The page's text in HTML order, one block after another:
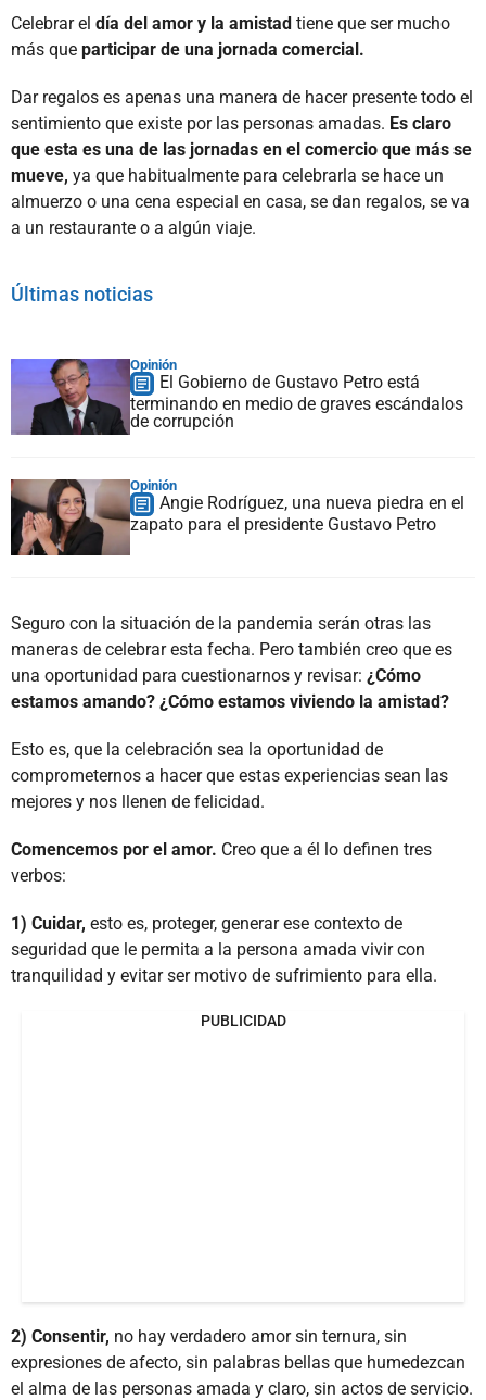
Celebrar el día del amor y la amistad tiene que ser mucho
más que participar de una jornada comercial.
Dar regalos es apenas una manera de hacer presente todo el
sentimiento que existe por las personas amadas. Es claro
que esta es una de las jornadas en el comercio que más se
mueve, ya que habitualmente para celebrarla se hace un
almuerzo o una cena especial en casa, se dan regalos, se va
a un restaurante o a algún viaje.
Últimas noticias
Opinión
El Gobierno de Gustavo Petro está
terminando en medio de graves escándalos
de corrupción
Opinión
Angie Rodríguez, una nueva piedra en el
zapato para el presidente Gustavo Petro
Seguro con la situación de la pandemia serán otras las
maneras de celebrar esta fecha. Pero también creo que es
una oportunidad para cuestionarnos y revisar: ¿Cómo
estamos amando? ¿Cómo estamos viviendo la amistad?
Esto es, que la celebración sea la oportunidad de
comprometernos a hacer que estas experiencias sean las
mejores y nos llenen de felicidad.
Comencemos por el amor. Creo que a él lo definen tres
verbos:
1) Cuidar, esto es, proteger, generar ese contexto de
seguridad que le permita a la persona amada vivir con
tranquilidad y evitar ser motivo de sufrimiento para ella.
PUBLICIDAD
2) Consentir, no hay verdadero amor sin ternura, sin
expresiones de afecto, sin palabras bellas que humedezcan
el alma de las personas amada y claro, sin actos de servicio.